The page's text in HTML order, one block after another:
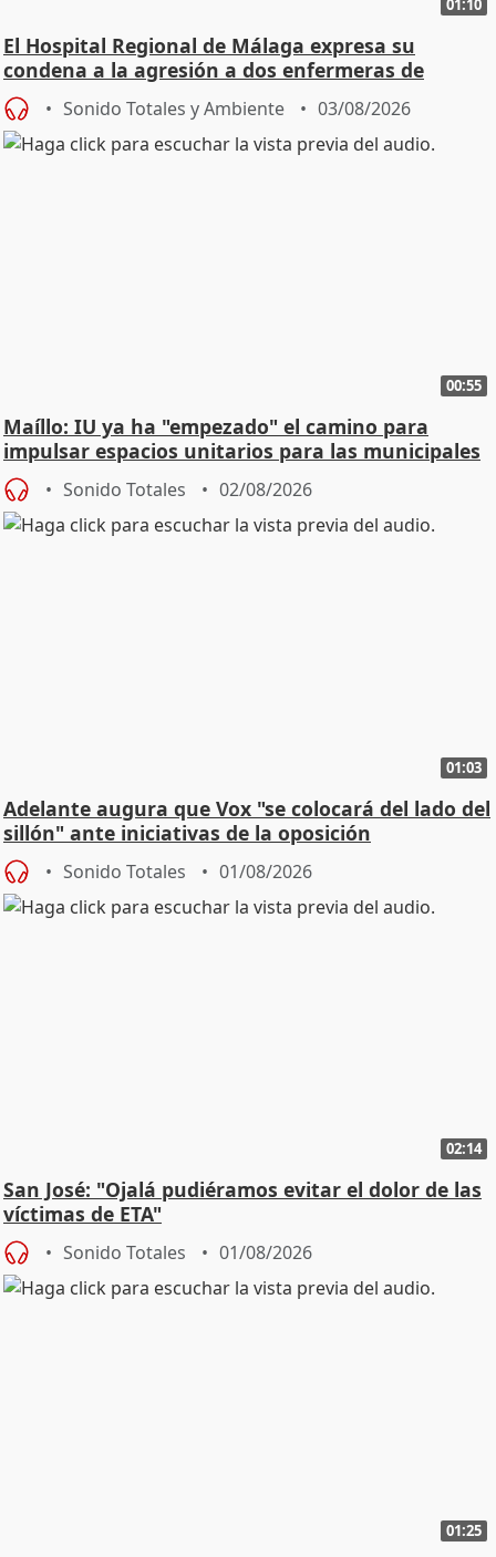
El Hospital Regional de Málaga expresa su
condena a la agresión a dos enfermeras de
Urgencias
Sonido Totales y Ambiente 03/08/2026
00:55
Maíllo: IU ya ha "empezado" el camino para
impulsar espacios unitarios para las municipales
Sonido Totales 02/08/2026
01:03
Adelante augura que Vox "se colocará del lado del
sillón" ante iniciativas de la oposición
Sonido Totales 01/08/2026
02:14
San José: "Ojalá pudiéramos evitar el dolor de las
víctimas de ETA"
Sonido Totales 01/08/2026
01:25